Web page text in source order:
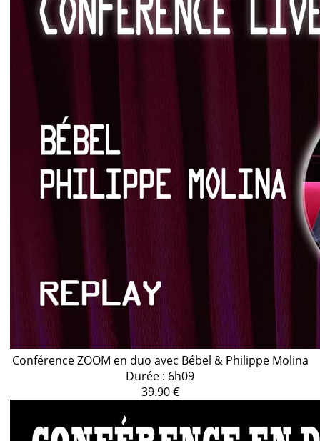
Conférence ZOOM en duo avec Bébel & Philippe Molina
Durée : 6h09
39.90 €